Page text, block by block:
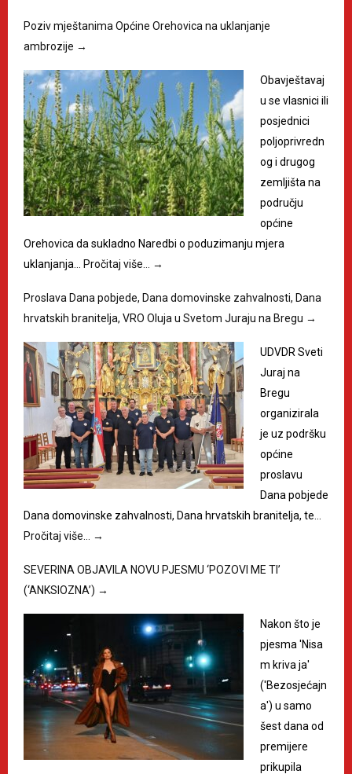
Poziv mještanima Općine Orehovica na uklanjanje
ambrozije →
Obavještavaj
u se vlasnici ili
posjednici
poljoprivredn
og i drugog
zemljišta na
području
općine
Orehovica da sukladno Naredbi o poduzimanju mjera
uklanjanja…
Pročitaj više… →
Proslava Dana pobjede, Dana domovinske zahvalnosti, Dana
hrvatskih branitelja, VRO Oluja u Svetom Juraju na Bregu →
UDVDR Sveti
Juraj na
Bregu
organizirala
je uz podršku
općine
proslavu
Dana pobjede
Dana domovinske zahvalnosti, Dana hrvatskih branitelja, te…
Pročitaj više…
→
SEVERINA OBJAVILA NOVU PJESMU ‘POZOVI ME TI’
(‘ANKSIOZNA’) →
Nakon što je
pjesma 'Nisa
m kriva ja'
('Bezosjećajn
a') u samo
šest dana od
premijere
prikupila